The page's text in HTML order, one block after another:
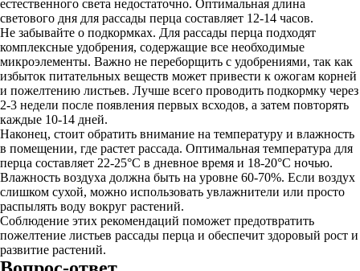
естественного света недостаточно. Оптимальная длина
светового дня для рассады перца составляет 12-14 часов.
Не забывайте о подкормках. Для рассады перца подходят
комплексные удобрения, содержащие все необходимые
микроэлементы. Важно не переборщить с удобрениями, так как
избыток питательных веществ может привести к ожогам корней
и пожелтению листьев. Лучше всего проводить подкормку через
2-3 недели после появления первых всходов, а затем повторять
каждые 10-14 дней.
Наконец, стоит обратить внимание на температуру и влажность
в помещении, где растет рассада. Оптимальная температура для
перца составляет 22-25°C в дневное время и 18-20°C ночью.
Влажность воздуха должна быть на уровне 60-70%. Если воздух
слишком сухой, можно использовать увлажнители или просто
распылять воду вокруг растений.
Соблюдение этих рекомендаций поможет предотвратить
пожелтение листьев рассады перца и обеспечит здоровый рост и
развитие растений.